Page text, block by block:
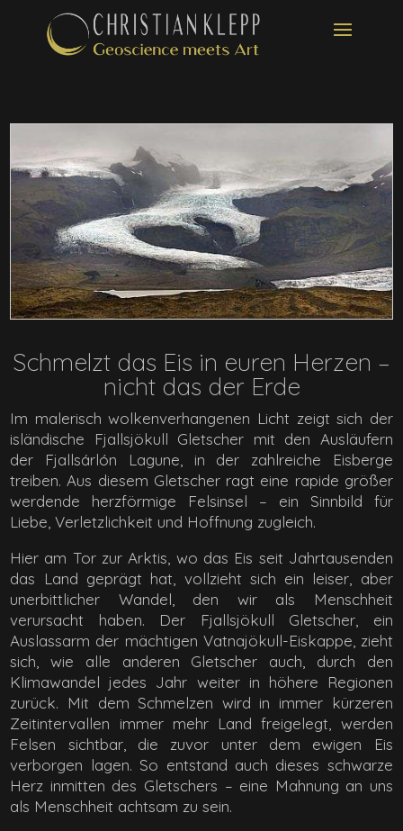
Schmelzt das Eis in euren Herzen –
nicht das der Erde
Im malerisch wolkenverhangenen Licht zeigt sich der
isländische Fjallsjökull Gletscher mit den Ausläufern
der Fjallsárlón Lagune, in der zahlreiche Eisberge
treiben. Aus diesem Gletscher ragt eine rapide größer
werdende herzförmige Felsinsel – ein Sinnbild für
Liebe, Verletzlichkeit und Hoffnung zugleich.
Hier am Tor zur Arktis, wo das Eis seit Jahrtausenden
das Land geprägt hat, vollzieht sich ein leiser, aber
unerbittlicher Wandel, den wir als Menschheit
verursacht haben. Der Fjallsjökull Gletscher, ein
Auslassarm der mächtigen Vatnajökull-Eiskappe, zieht
sich, wie alle anderen Gletscher auch, durch den
Klimawandel jedes Jahr weiter in höhere Regionen
zurück. Mit dem Schmelzen wird in immer kürzeren
Zeitintervallen immer mehr Land freigelegt, werden
Felsen sichtbar, die zuvor unter dem ewigen Eis
verborgen lagen. So entstand auch dieses schwarze
Herz inmitten des Gletschers – eine Mahnung an uns
als Menschheit achtsam zu sein.